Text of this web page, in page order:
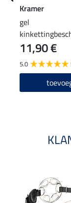
Kramer
gel
11,90 €
5.0